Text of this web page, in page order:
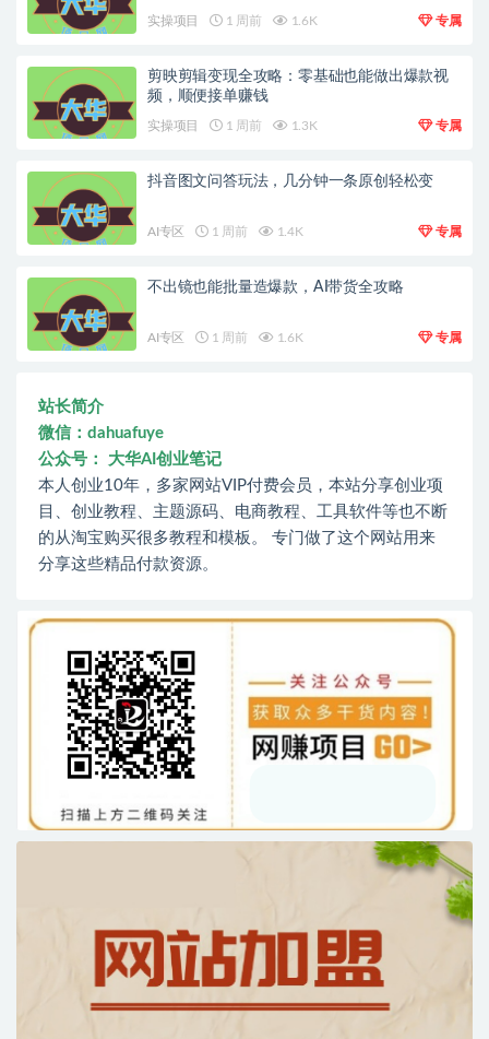
实操项目 1 周前 1.6K 专属
剪映剪辑变现全攻略：零基础也能做出爆款视
频，顺便接单赚钱
实操项目 1 周前 1.3K 专属
抖音图文问答玩法，几分钟一条原创轻松变
AI专区 1 周前 1.4K 专属
不出镜也能批量造爆款，AI带货全攻略
AI专区 1 周前 1.6K 专属
站长简介
微信：dahuafuye
公众号： 大华AI创业笔记
本人创业10年，多家网站VIP付费会员，本站分享创业项
目、创业教程、主题源码、电商教程、工具软件等也不断
的从淘宝购买很多教程和模板。 专门做了这个网站用来
分享这些精品付款资源。